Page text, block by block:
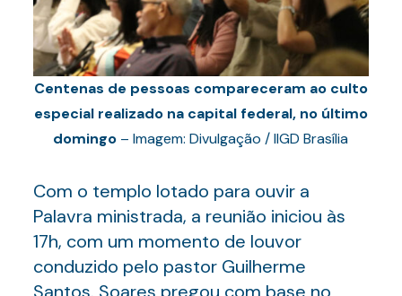
Centenas de pessoas compareceram ao culto
especial realizado na capital federal, no último
domingo – Imagem: Divulgação / IIGD Brasília
Com o templo lotado para ouvir a
Palavra ministrada, a reunião iniciou às
17h, com um momento de louvor
conduzido pelo pastor Guilherme